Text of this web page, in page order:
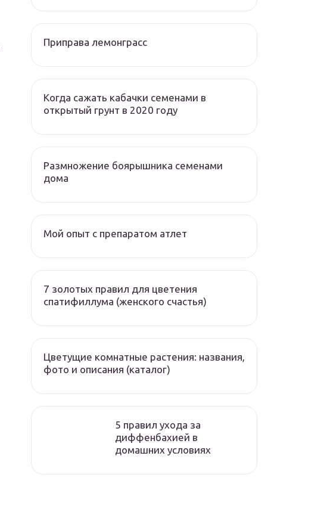
Приправа лемонграсс
Когда сажать кабачки семенами в
открытый грунт в 2020 году
Размножение боярышника семенами
дома
Мой опыт с препаратом атлет
7 золотых правил для цветения
спатифиллума (женского счастья)
Цветущие комнатные растения: названия,
фото и описания (каталог)
5 правил ухода за
диффенбахией в
домашних условиях